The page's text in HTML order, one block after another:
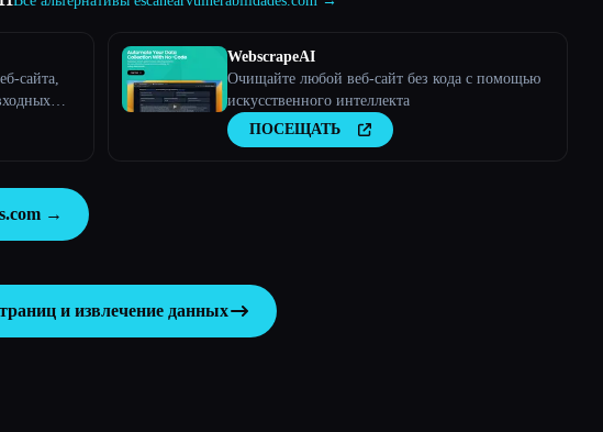
сайта,
WebscrapeAI
Очищайте любой веб-сайт без кода с помощью
искусственного интеллекта
ПОСЕЩАТЬ
→
и извлечение данных